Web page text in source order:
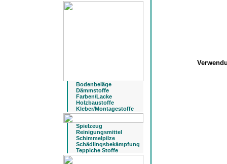
Bodenbeläge
Dämmstoffe
Farben/Lacke
Holzbaustoffe
Kleber/Montagestoffe
Spielzeug
Reinigungsmittel
Schimmelpilze
Schädlingsbekämpfung
Teppiche Stoffe